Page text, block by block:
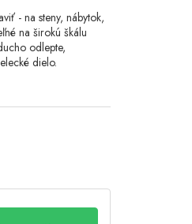
- na steny, nábytok,
na širokú škálu
odlepte,
dielo.